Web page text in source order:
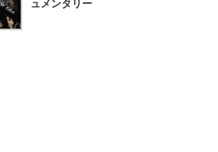
ュメンタリー